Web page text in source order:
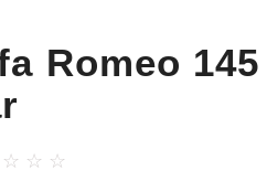
Romeo 145
☆ ☆ ☆